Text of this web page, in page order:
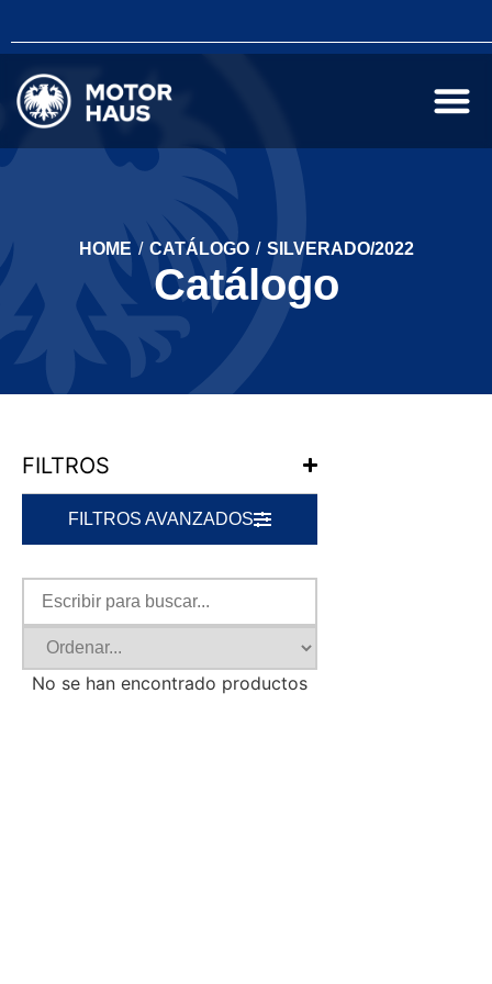
HOME / CATÁLOGO / SILVERADO/2022
Catálogo
FILTROS
FILTROS AVANZADOS
No se han encontrado productos